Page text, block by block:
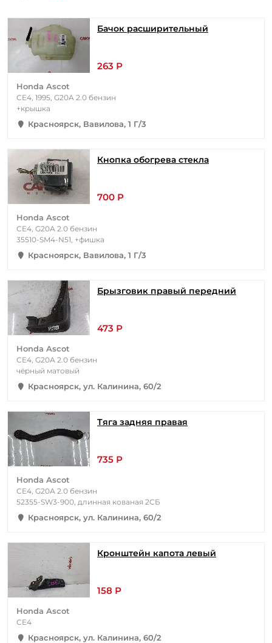
Бачок расширительный
263 Р
Honda Ascot
CE4, 1995, G20A 2.0 бензин
+крышка
Красноярск, Вавилова, 1 Г/3
Кнопка обогрева стекла
700 Р
Honda Ascot
CE4, G20A 2.0 бензин
35510-SM4-N51, +фишка
Красноярск, Вавилова, 1 Г/3
Брызговик правый передний
473 Р
Honda Ascot
CE4, G20A 2.0 бензин
чёрный матовый
Красноярск, ул. Калинина, 60/2
Тяга задняя правая
735 Р
Honda Ascot
CE4, G20A 2.0 бензин
52355-SW3-900, длинная кованая 2СБ
Красноярск, ул. Калинина, 60/2
Кронштейн капота левый
158 Р
Honda Ascot
CE4
Красноярск, ул. Калинина, 60/2